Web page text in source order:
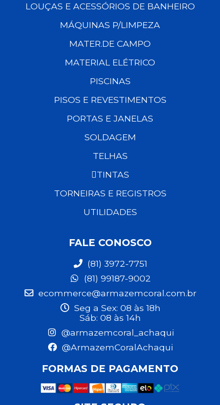
LOUÇAS E ACESSÓRIOS DE BANHEIRO
MÁQUINAS P/LIMPEZA
MATER.DE CAMPO
MATERIAL ELÉTRICO
PISCINAS
PISOS E REVESTIMENTOS
PORTAS E JANELAS
SOLDAGEM
TELHAS
TINTAS
TORNEIRAS E REGISTROS
UTILIDADES
FALE CONOSCO
(81) 3972-7751
(81) 99187-9002
ecommerce@armazemcoral.com.br
Seg a Sex: 08 às 18h
Sáb: 08 às 14h
@armazemcoral_achaqui
@ArmazemCoralAchaqui
FORMAS DE PAGAMENTO